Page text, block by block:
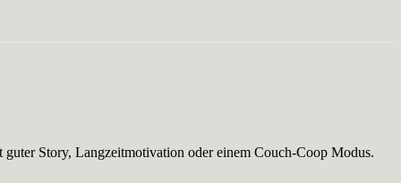
Story, Langzeitmotivation oder einem Couch-Coop Modus.